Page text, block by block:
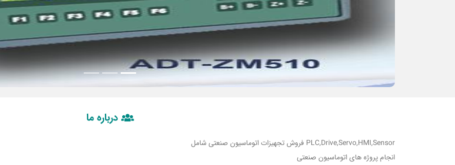
درباره ما
PLC,Drive,Servo,HMI,Sensor فروش تجهیزات اتوماسیون صنعتی شامل
انجام پروژه های اتوماسیون صنعتی